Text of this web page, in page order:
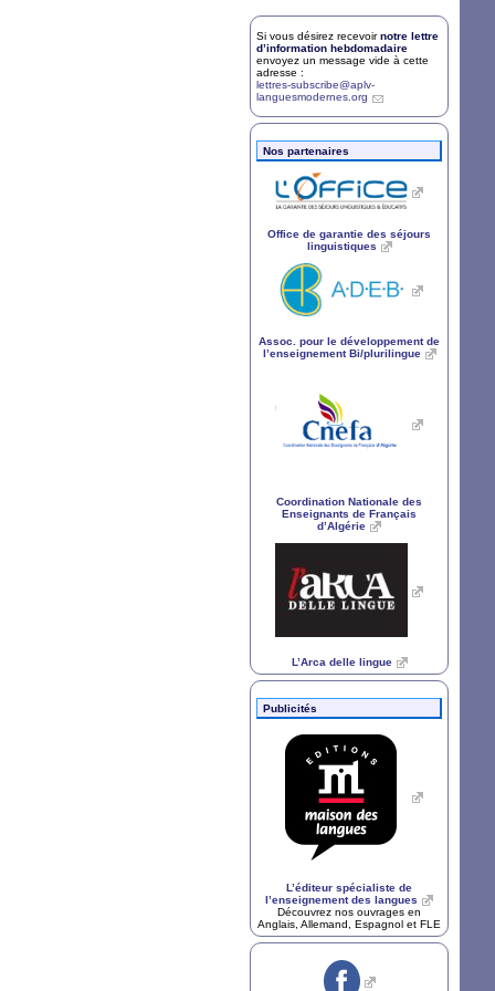
Si vous désirez recevoirnotre lettre
d’information hebdomadaire
envoyez un message vide à cette
adresse :
lettres-subscribe@aplv-
languesmodernes.org
Nos partenaires
Office de garantie des séjours
linguistiques
Assoc. pour le développement de
l’enseignement Bi/plurilingue
Coordination Nationale des
Enseignants de Français
d’Algérie
L’Arca delle lingue
Publicités
L’éditeur spécialiste de
l’enseignement des langues
Découvrez nos ouvrages en
Anglais, Allemand, Espagnol et FLE